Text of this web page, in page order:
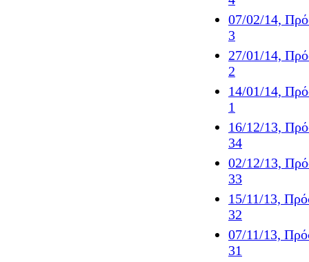
07/02/14,
3
27/01/14,
2
14/01/14,
1
16/12/13,
34
02/12/13,
33
15/11/13,
32
07/11/13,
31